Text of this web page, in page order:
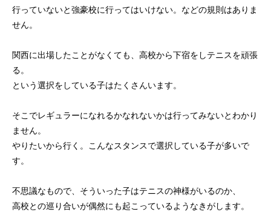
行っていないと強豪校に行ってはいけない。などの規則はありま
せん。
関西に出場したことがなくても、高校から下宿をしテニスを頑張
る。
という選択をしている子はたくさんいます。
そこでレギュラーになれるかなれないかは行ってみないとわかり
ません。
やりたいから行く。こんなスタンスで選択している子が多いで
す。
不思議なもので、そういった子はテニスの神様がいるのか、
高校との巡り合いが偶然にも起こっているようなきがします。